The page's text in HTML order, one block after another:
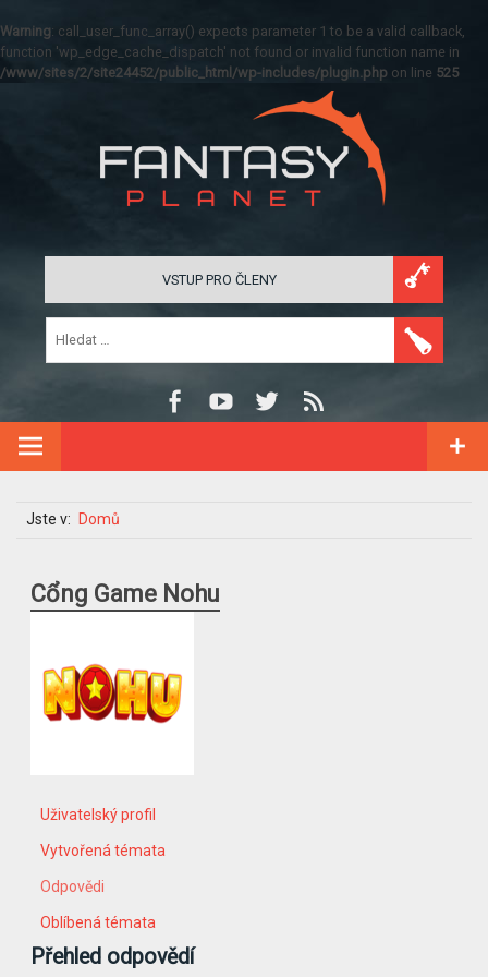
Warning: call_user_func_array() expects parameter 1 to be a valid callback,
function 'wp_edge_cache_dispatch' not found or invalid function name in
/www/sites/2/site24452/public_html/wp-includes/plugin.php on line 525
VSTUP PRO ČLENY
Jste v: Domů
Cổng Game Nohu
Uživatelský profil
Vytvořená témata
Odpovědi
Oblíbená témata
Přehled odpovědí